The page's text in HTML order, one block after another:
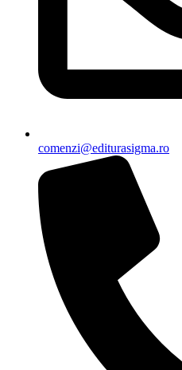
comenzi@editurasigma.ro